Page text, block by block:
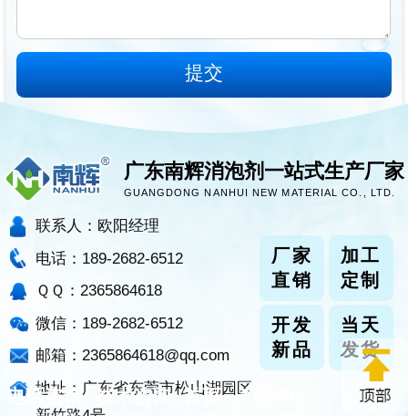
广东南辉消泡剂一站式生产厂家
GUANGDONG NANHUI NEW MATERIAL CO., LTD.
厂家
直销
加工
定制
开发
新品
当天
发货
联系人：欧阳经理
电话：189-2682-6512
ＱＱ：2365864618
微信：189-2682-6512
邮箱：2365864618@qq.com
地址：广东省东莞市松山湖园区
电话咨询 技术咨询 首页 产品中心